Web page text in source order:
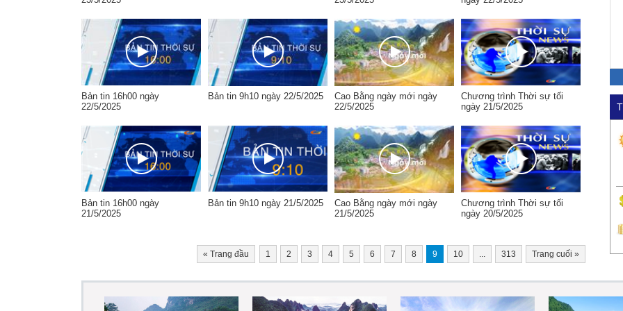
Bản tin 16h00 ngày
22/5/2025
Bản tin 9h10 ngày 22/5/2025
Cao Bằng ngày mới ngày
22/5/2025
Chương trình Thời sự tối
ngày 21/5/2025
Bản tin 16h00 ngày
21/5/2025
Bản tin 9h10 ngày 21/5/2025
Cao Bằng ngày mới ngày
21/5/2025
Chương trình Thời sự tối
ngày 20/5/2025
« Trang đầu 1 2 3 4 5 6 7 8 9 10 ... 313 Trang cuối »